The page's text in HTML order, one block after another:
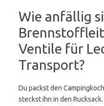
Wie anfällig
Ventile für
Transport?
Du packst den
steckst ihn in den